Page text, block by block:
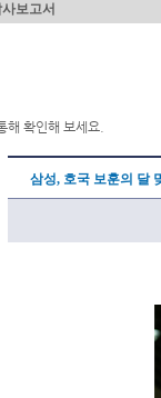
보고서
해 확인해 보세요.
삼성, 호국 보훈의 달